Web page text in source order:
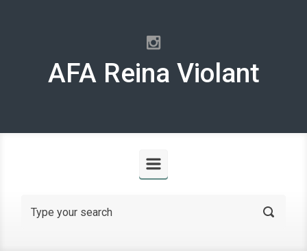
AFA Reina Violant